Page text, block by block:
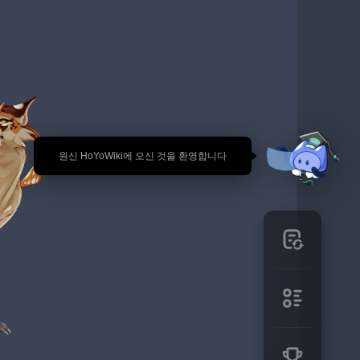
🎉 원신 HoYoWiki에 오신 것을 환영합니다